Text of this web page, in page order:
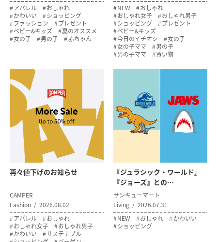
アパレル
おしゃれ
かわいい
ショッピング
ファッション
プレゼント
ベビー&キッズ
夏のオススメ
女の子
男の子 赤ちゃん
NEW
おしゃれ
おしゃれ女子
おしゃれ男子
ショッピング
プレゼント
ベビー&キッズ
今日のイチオシ
女の子
女の子ママ
男の子
男の子ママ
買い物
再々値下げのお知らせ
CAMPER
Fashion
2026.08.02
アパレル
おしゃれ
おしゃれ女子
おしゃれ男子
かわいい
サステナブル
『ジュラシック・ワールド』
『ジョーズ』との…
サンキューマート
Living
2026.07.31
NEW
おしゃれ
かわいい
ショッピング